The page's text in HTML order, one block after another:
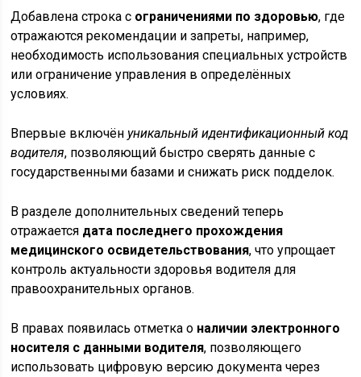
Добавлена строка с ограничениями по здоровью, где
отражаются рекомендации и запреты, например,
необходимость использования специальных устройств
или ограничение управления в определённых
условиях.
Впервые включён уникальный идентификационный код
водителя, позволяющий быстро сверять данные с
государственными базами и снижать риск подделок.
В разделе дополнительных сведений теперь
отражается дата последнего прохождения
медицинского освидетельствования, что упрощает
контроль актуальности здоровья водителя для
правоохранительных органов.
В правах появилась отметка о наличии электронного
носителя с данными водителя, позволяющего
использовать цифровую версию документа через